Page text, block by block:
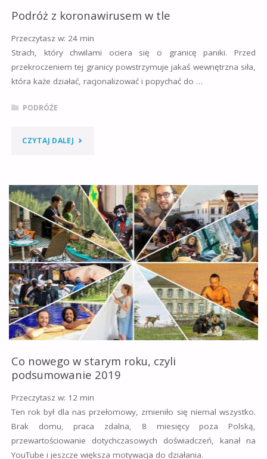
FRANCJI"
Podróż z koronawirusem w tle
Przeczytasz w: 24 min
Strach, który chwilami ociera się o granicę paniki. Przed
przekroczeniem tej granicy powstrzymuje jakaś wewnętrzna siła,
która każe działać, racjonalizować i popychać do …
PODRÓŻE
CZYTAJ DALEJ "PODRÓŻ
KORONAWIRUSEM
W
TLE"
Co nowego w starym roku, czyli
podsumowanie 2019
Przeczytasz w: 12 min
Ten rok był dla nas przełomowy, zmieniło się niemal wszystko.
Brak domu, praca zdalna, 8 miesięcy poza Polską,
przewartościowanie dotychczasowych doświadczeń, kanał na
YouTube i jeszcze większa motywacja do działania.